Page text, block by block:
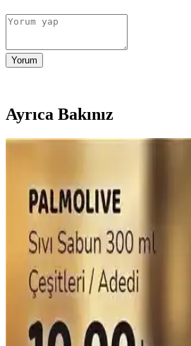
Yorum
Ayrıca Bakınız
Sağlıklı çikolata seçiminde içerik, kakao
önemli. Bu rehberde, sağlıklı çikolata
gerekenler detaylandırılıyor.
Otat Tereyağı Nedir,
ve Tüketici Yorumları
Otat tereyağı, doğal içerikleri ve yoğun
bu ürün, kahvaltı ve yemeklerde
memnuniyet ve fiyat endişelerini yansıtır.